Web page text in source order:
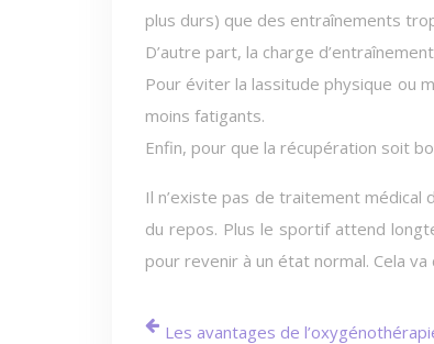
plus durs) que des entraînements
D’autre part, la charge
Pour éviter la lassitude physique ou
moins fatigants.
Enfin, pour que la récupération soit
Il n’existe pas de traitement médical
du repos. Plus le sportif attend
pour revenir à un état normal. Cela
Les avantages de